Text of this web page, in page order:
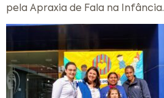
pela Apraxia de Fala na Infância.